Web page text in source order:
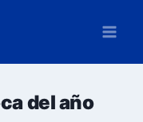
del año